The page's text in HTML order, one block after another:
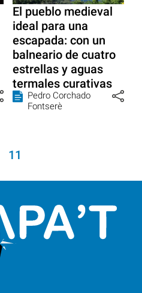
El pueblo medieval
ideal para una
escapada: con un
balneario de cuatro
estrellas y aguas
termales curativas
Pedro Corchado
Fontserè
11